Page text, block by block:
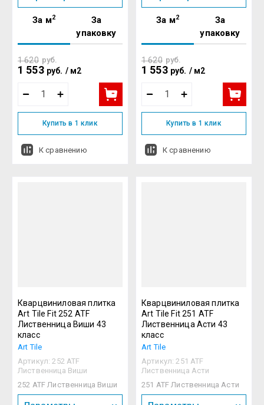
За м2
За
упаковку
1 620 руб.
1 553 руб. / м2
Купить в 1 клик
К сравнению
За м2
За
упаковку
1 620 руб.
1 553 руб. / м2
Купить в 1 клик
К сравнению
Кварцвиниловая плитка
Art Tile Fit 252 ATF
Лиственница Виши 43
класс
Art Tile
Артикул: 252 ATF
Лиственница Виши
252 ATF Лиственница Виши
Кварцвиниловая плитка
Art Tile Fit 251 ATF
Лиственница Асти 43
класс
Art Tile
Артикул: 251 ATF
Лиственница Асти
251 ATF Лиственница Асти